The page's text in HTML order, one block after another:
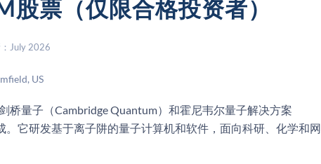
票（仅限合格投资者）
July 2026
US
桥量子（Cambridge Quantum）和霍尼韦尔量子解决方案
。它研发基于离子阱的量子计算机和软件，面向科研、化学和网